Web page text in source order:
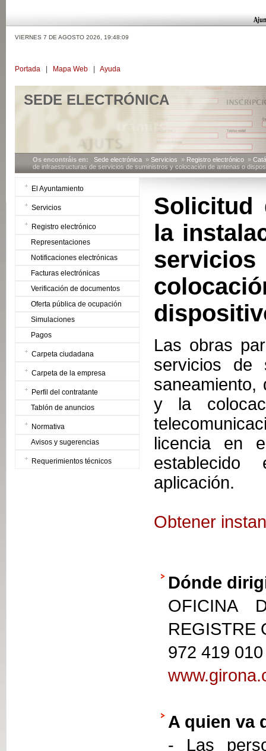
VIERNES 7 DE AGOSTO 2026, 19:48:10
Portada Mapa Web Ayuda
SEDE ELECTRÓNICA
Os encontráis en: Sede electrónica » Servicios » Registro electrónico »
de infraestructuras de servicios de suministros y colocación de antenas o
El Ayuntamiento
Servicios
Registro electrónico
Representaciones
Notificaciones electrónicas
Facturas electrónicas
Verificación de documentos
Oferta pública de ocupación
Simulaciones
Pagos
Carpeta ciudadana
Carpeta de la empresa
Perfil del contratante
Tablón de anuncios
Normativa
Avisos y sugerencias
Requerimientos técnicos
Solicitud
la
Las obras
servicios de
y la
licencia en
aplicación.
Obtener
Dónde
OFICINA
REGISTRE
972 419 010
A quien va
- Las